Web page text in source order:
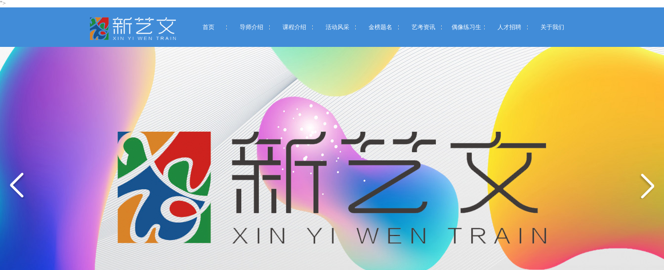
">
首页 导师介绍 课程介绍 活动风采 金榜题名 艺考资讯 偶像练习生 人才招聘 关于我们